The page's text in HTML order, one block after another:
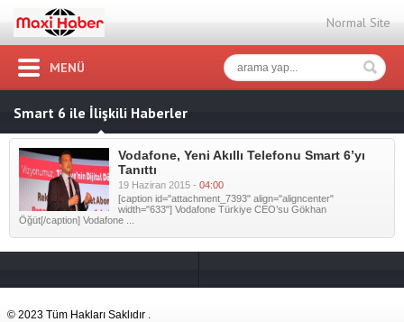
Normal Site
MENÜ
Smart 6 ile İlişkili Haberler
Vodafone, Yeni Akıllı Telefonu Smart 6’yı
Tanıttı
19 Haziran 2015 - 04:00
[caption id="attachment_7393" align="aligncenter"
width="633"] Vodafone Türkiye CEO’su Gökhan
Öğüt[/caption] Vodafone ...
© 2023 Tüm Hakları Saklıdır .